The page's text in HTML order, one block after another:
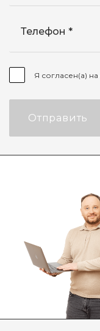
Телефон
Я согласен(а) на
Отправить